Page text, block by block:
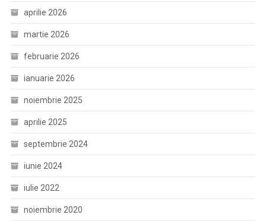
aprilie 2026
martie 2026
februarie 2026
ianuarie 2026
noiembrie 2025
aprilie 2025
septembrie 2024
iunie 2024
iulie 2022
noiembrie 2020